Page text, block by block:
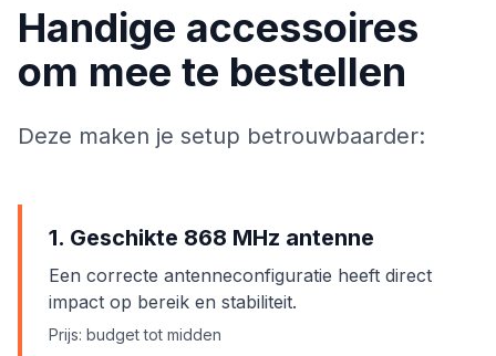
Handige accessoires
om mee te bestellen
Deze maken je setup betrouwbaarder:
1. Geschikte 868 MHz antenne
Een correcte antenneconfiguratie heeft direct
impact op bereik en stabiliteit.
Prijs: budget tot midden